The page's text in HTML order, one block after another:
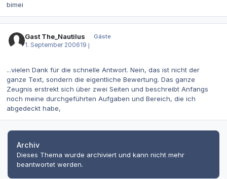
bimei
Gast The_Nautilus
Gäste
1. September 200619 j
...vielen Dank für die schnelle Antwort. Nein, das ist nicht der
ganze Text, sondern die eigentliche Bewertung. Das ganze
Zeugnis erstrekt sich über zwei Seiten und beschreibt Anfangs
noch meine durchgeführten Aufgaben und Bereich, die ich
abgedeckt habe,
Archiv
Dieses Thema wurde archiviert und kann nicht mehr
beantwortet werden.